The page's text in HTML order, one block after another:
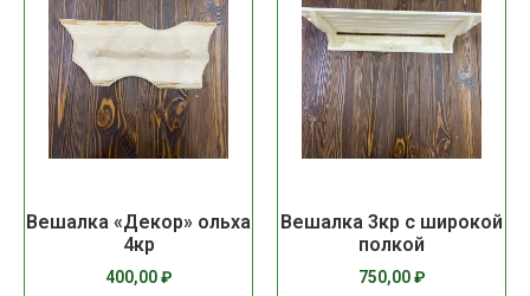
Вешалка «Декор» ольха
4кр
400,00₽
Вешалка 3кр с широкой
полкой
750,00₽